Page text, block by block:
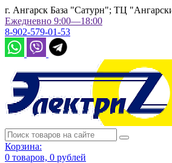
г. Ангарск База "Сатурн"; ТЦ
Ежедневно 9:00—18:00
8-902-579-01-53
Корзина:
0 товаров, 0 рублей